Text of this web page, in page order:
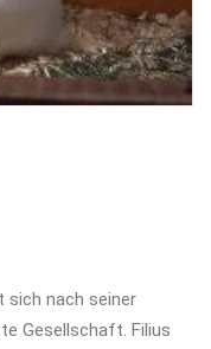
sich nach seiner
Gesellschaft. Filius